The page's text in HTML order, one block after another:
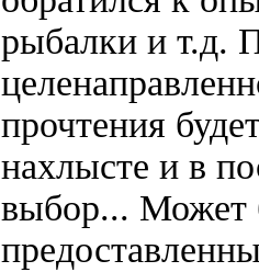
рыбалки и т.д.
прочтения
нахлысте и в
выбор... Может